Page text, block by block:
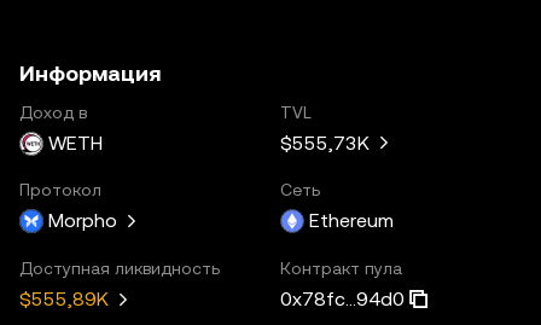
Информация
Доход в
WETH
TVL
$555,73K
Протокол
Morpho
Сеть
Ethereum
Доступная ликвидность
$555,89K
Контракт пула
0x78fc...94d0